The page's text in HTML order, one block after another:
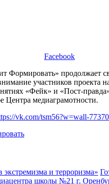
Facebook
Формировать» продолжает
участников
«Фейк» и «Пост-
Центра медиаграмотности.
vk.com/tsm56?w=wall-
и терроризма»
школы №21 г.